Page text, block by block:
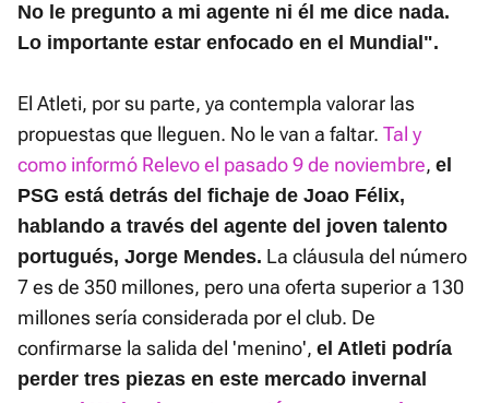
No le pregunto a mi agente ni él me dice nada.
Lo importante estar enfocado en el Mundial".
El Atleti, por su parte, ya contempla valorar las
propuestas que lleguen. No le van a faltar. Tal y
como informó Relevo el pasado 9 de noviembre, el
PSG está detrás del fichaje de Joao Félix,
hablando a través del agente del joven talento
portugués, Jorge Mendes. La cláusula del número
7 es de 350 millones, pero una oferta superior a 130
millones sería considerada por el club. De
confirmarse la salida del 'menino', el Atleti podría
perder tres piezas en este mercado invernal